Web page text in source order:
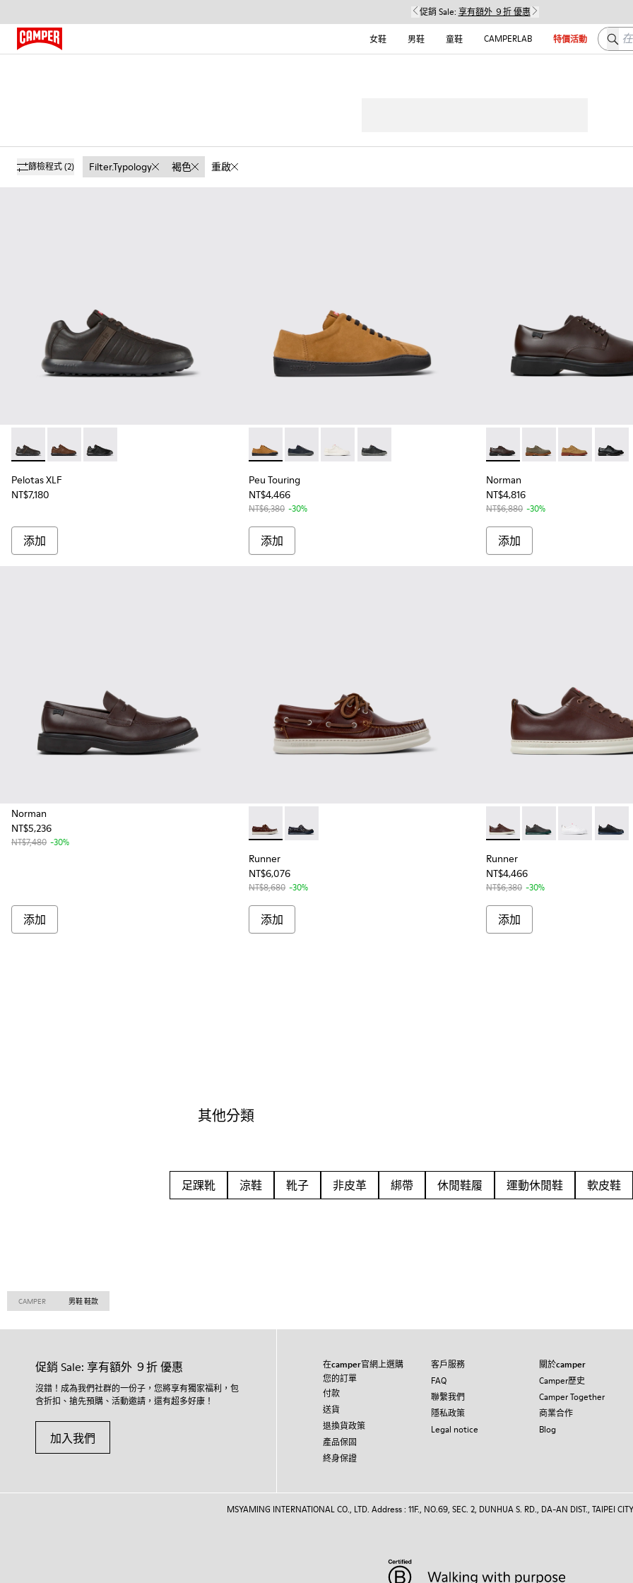
促銷 Sale: 享有額外 ９折 優惠
女鞋 男鞋 童鞋 CAMPERLAB 特價活動 在这
篩檢程式(2) Filter.typology 褐色 重啟
Pelotas XLF - K100752-002 - 男士棕色皮質運動鞋
Pelotas XLF - K100752-007
Pelotas XLF - K100752-001
Pelotas XLF
NT$7,180
添加
Peu Touring - K100479-059 - 男士棕色麂皮運動鞋
Peu Touring - K100479-051
Peu Touring - K100479-045
Peu Touring - K100479-001
Peu Touring
NT$4,466
NT$6,380 -30%
添加
Norman - K100998-002 - 男
Norman - K100998-
Norman -
Norman
NT$4,816
NT$6,880 -30%
添加
Norman
NT$5,236
NT$7,480 -30%
添加
Runner - K101073-003 - 男士棕色皮革莫卡辛鞋
Runner - K101073-004
Runner
NT$6,076
NT$8,680 -30%
添加
Runner - K100226-140 - 男
Runner - K100226-154
Runner -
Runner
NT$4,466
NT$6,380 -30%
添加
其他分類
足踝靴 涼鞋 靴子 非皮革 綁帶 休閒鞋履 運動休閒鞋 軟皮鞋
CAMPER 男鞋 鞋款
促銷 Sale: 享有額外 ９折 優惠
沒錯！成為我們社群的一份子，您將享有獨家福利，包
含折扣、搶先預購、活動邀請，還有超多好康！
加入我們
在camper官網上選購
您的訂單
付款
送貨
退換貨政策
產品保固
終身保證
客戶服務
FAQ
聯繫我們
隱私政策
Legal notice
關於camper
Camper歷史
Camper Together
商業合作
Blog
MSYAMING INTERNATIONAL CO., LTD. Address : 11F., NO.69, SEC. 2, DUNHUA S. RD., DA-AN DIST., TAIPEI